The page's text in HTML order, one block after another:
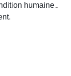
humaine